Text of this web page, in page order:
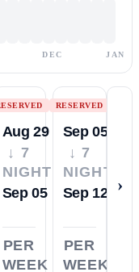
DEC JAN
Aug 29
↓ 7
NIGHTS
Sep 05
PER
WEEK
RESERVED
Sep 05
↓ 7
NIGHTS
Sep 12
PER
WEEK
›